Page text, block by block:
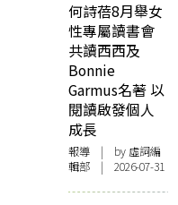
何詩蓓8月舉女
性專屬讀書會
共讀西西及
Bonnie
Garmus名著 以
閱讀啟發個人
成長
報導 | by 虛詞編
輯部 | 2026-07-31